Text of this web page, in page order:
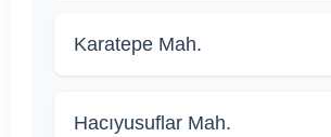
Karatepe Mah.
Hacıyusuflar Mah.